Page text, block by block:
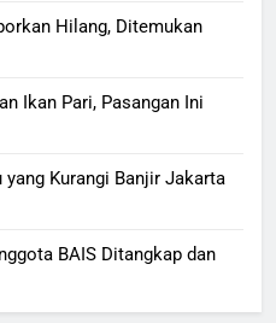
Hilang, Ditemukan
Ikan Pari, Pasangan Ini
Kurangi Banjir Jakarta
BAIS Ditangkap dan